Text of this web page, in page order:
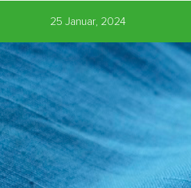
25 Januar, 2024